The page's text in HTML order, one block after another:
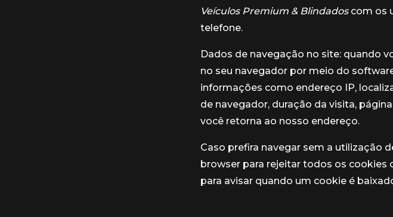
Veículos Premium & Blindadoscom os
telefone.
Dados de navegação no site: quando
no seu navegador por meio do
informações como endereço IP,
de navegador, duração da visita,
você retorna ao nosso endereço.
Caso prefira navegar sem a utilização
browser para rejeitar todos os
para avisar quando um cookie é